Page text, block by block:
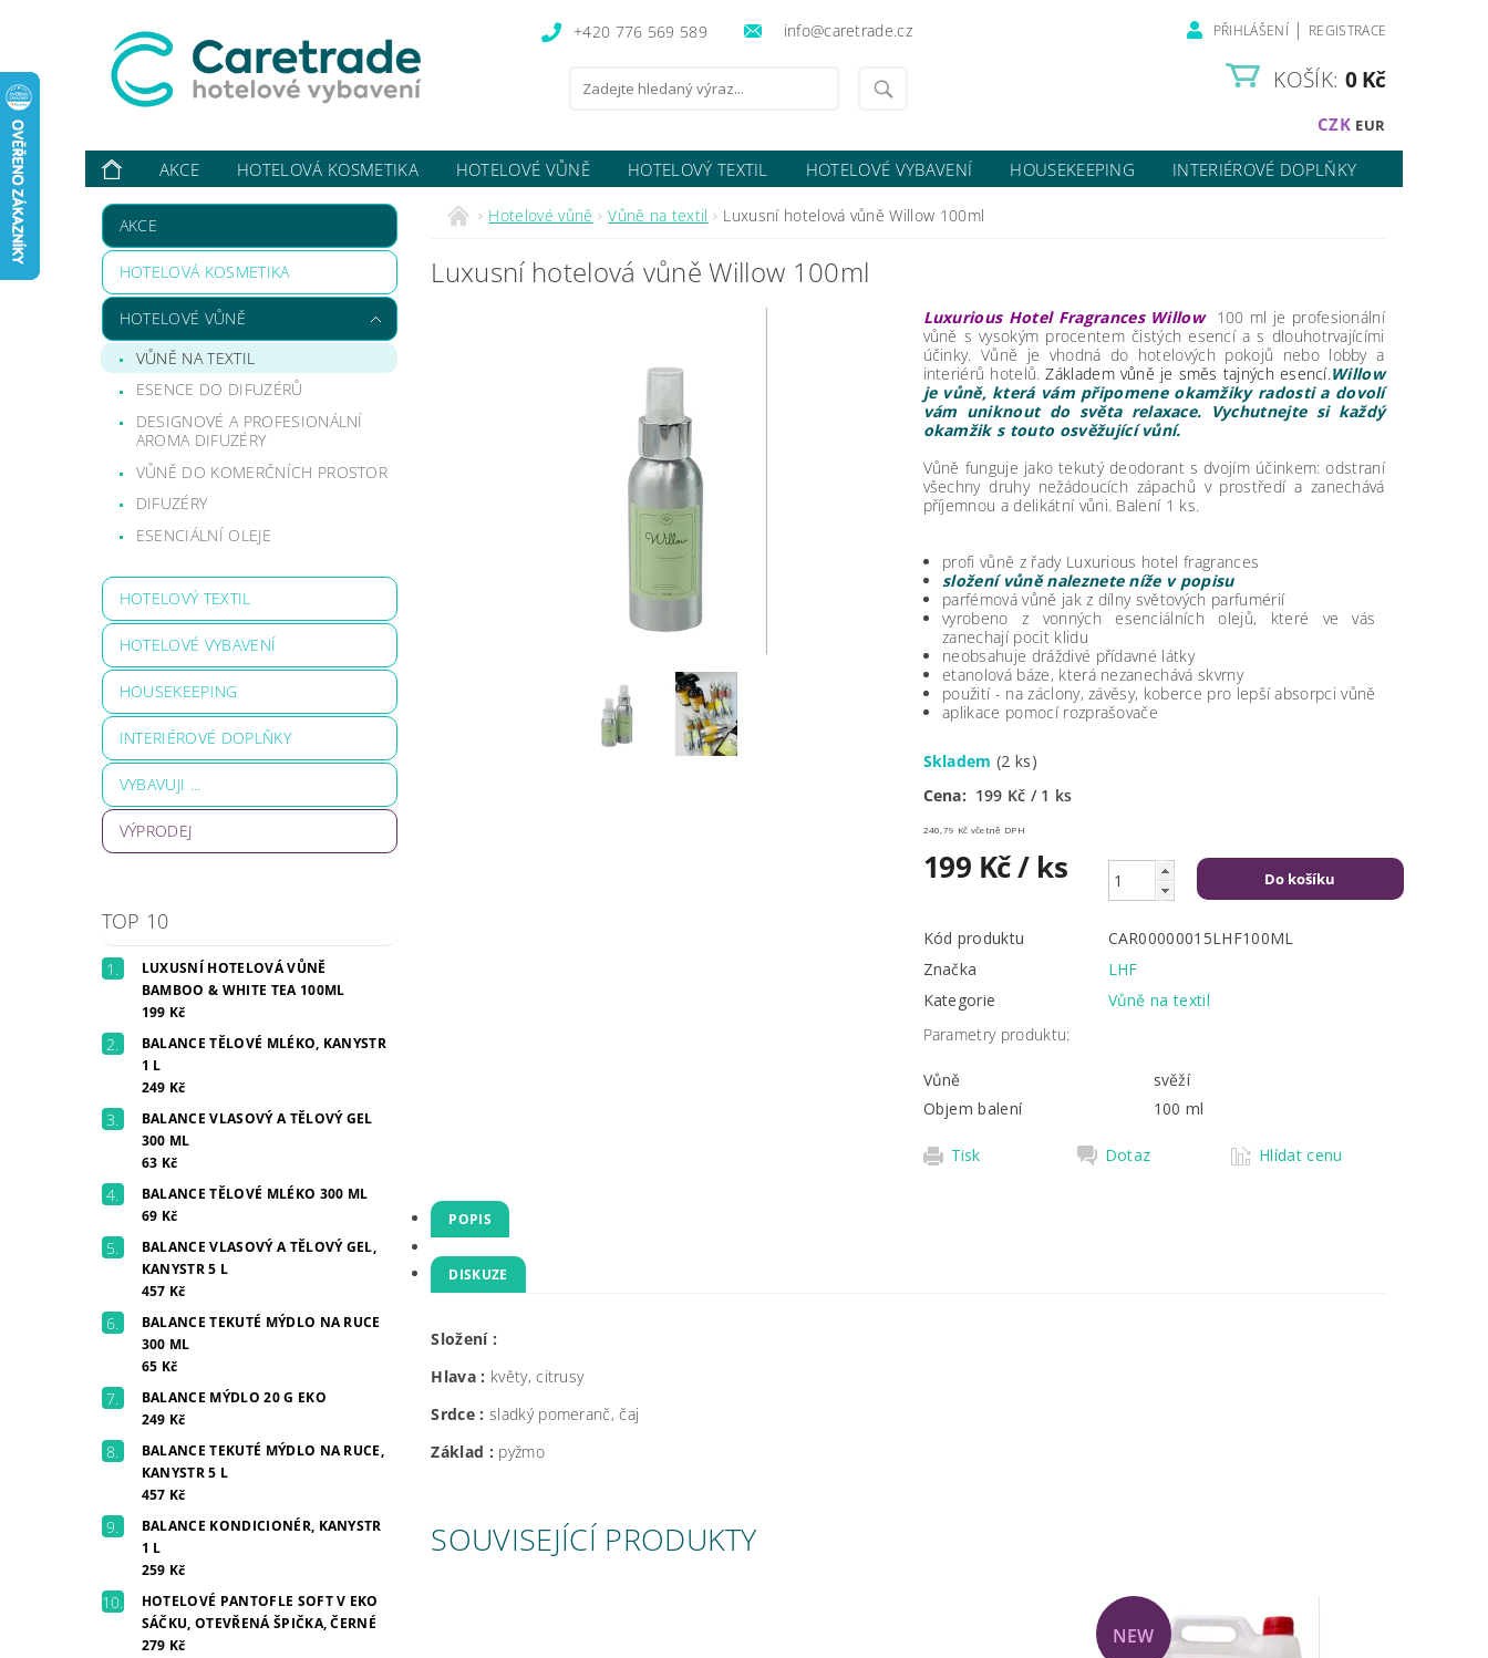
+420 776 569 589 info@caretrade.cz PŘIHLÁŠENÍ | REGISTRACE
CZK EUR
KOŠÍK: 0 Kč
AKCE HOTELOVÁ KOSMETIKA HOTELOVÉ VŮNĚ HOTELOVÝ TEXTIL HOTELOVÉ VYBAVENÍ HOUSEKEEPING
INTERIÉROVÉ DOPLŇKY
VYBAVUJI ...
KONTAKTY O NÁS HODNOCENÍ OBCHODU
AKCE
HOTELOVÁ KOSMETIKA
HOTELOVÉ VŮNĚ
VŮNĚ NA TEXTIL
ESENCE DO DIFUZÉRŮ
DESIGNOVÉ A PROFESIONÁLNÍ
AROMA DIFUZÉRY
VŮNĚ DO KOMERČNÍCH PROSTOR
DIFUZÉRY
ESENCIÁLNÍ OLEJE
HOTELOVÝ TEXTIL
HOTELOVÉ VYBAVENÍ
HOUSEKEEPING
INTERIÉROVÉ DOPLŇKY
VYBAVUJI ...
VÝPRODEJ
TOP 10
LUXUSNÍ HOTELOVÁ VŮNĚ
BAMBOO & WHITE TEA 100ML
199 Kč
BALANCE TĚLOVÉ MLÉKO, KANYSTR
1 L
249 Kč
BALANCE VLASOVÝ A TĚLOVÝ GEL
300 ML
63 Kč
BALANCE TĚLOVÉ MLÉKO 300 ML
69 Kč
BALANCE VLASOVÝ A TĚLOVÝ GEL,
KANYSTR 5 L
457 Kč
BALANCE TEKUTÉ MÝDLO NA RUCE
300 ML
65 Kč
BALANCE MÝDLO 20 G EKO
249 Kč
BALANCE TEKUTÉ MÝDLO NA RUCE,
KANYSTR 5 L
457 Kč
BALANCE KONDICIONÉR, KANYSTR
1 L
259 Kč
HOTELOVÉ PANTOFLE SOFT V EKO
SÁČKU, OTEVŘENÁ ŠPIČKA, ČERNÉ
279 Kč
Hotelové vůně Vůně na textil Luxusní hotelová vůně Willow 100ml
Luxusní hotelová vůně Willow 100ml
Luxurious Hotel Fragrances Willow 100 ml je profesionální
vůně s vysokým procentem čistých esencí a s dlouhotrvajícími
účinky. Vůně je vhodná do hotelových pokojů nebo lobby a
interiérů hotelů.Základem vůně je směs tajných esencí.Willow
je vůně, která vám připomene okamžiky radosti a dovolí
vám uniknout do světa relaxace. Vychutnejte si každý
okamžik s touto osvěžující vůní.
Vůně funguje jako tekutý deodorant s dvojím účinkem: odstraní
všechny druhy nežádoucích zápachů v prostředí a zanechává
příjemnou a delikátní vůni. Balení 1 ks.
profi vůně z řady Luxurious hotel fragrances
složení vůně naleznete níže v popisu
parfémová vůně jak z dílny světových parfumérií
vyrobeno z vonných esenciálních olejů, které ve vás
zanechají pocit klidu
neobsahuje dráždivé přídavné látky
etanolová báze, která nezanechává skvrny
použití - na záclony, závěsy, koberce pro lepší absorpci vůně
aplikace pomocí rozprašovače
Skladem(2 ks)
Cena: 199 Kč / 1 ks
240,79 Kč včetně DPH
199 Kč/ ks
Kód produktu
CAR00000015LHF100ML
Značka
LHF
Kategorie
Vůně na textil
Parametry produktu:
Vůně
svěží
Objem balení
100 ml
Tisk Dotaz Hlídat cenu
POPIS
DISKUZE
Složení :
Hlava : květy, citrusy
Srdce : sladký pomeranč, čaj
Základ : pyžmo
SOUVISEJÍCÍ PRODUKTY
NEW